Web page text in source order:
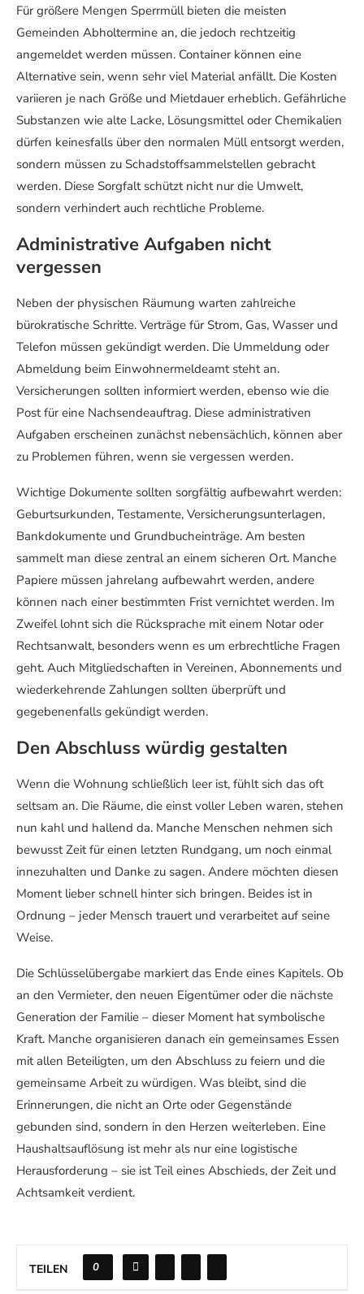
Für größere Mengen Sperrmüll bieten die meisten
Gemeinden Abholtermine an, die jedoch rechtzeitig
angemeldet werden müssen. Container können eine
Alternative sein, wenn sehr viel Material anfällt. Die Kosten
variieren je nach Größe und Mietdauer erheblich. Gefährliche
Substanzen wie alte Lacke, Lösungsmittel oder Chemikalien
dürfen keinesfalls über den normalen Müll entsorgt werden,
sondern müssen zu Schadstoffsammelstellen gebracht
werden. Diese Sorgfalt schützt nicht nur die Umwelt,
sondern verhindert auch rechtliche Probleme.
Administrative Aufgaben nicht
vergessen
Neben der physischen Räumung warten zahlreiche
bürokratische Schritte. Verträge für Strom, Gas, Wasser und
Telefon müssen gekündigt werden. Die Ummeldung oder
Abmeldung beim Einwohnermeldeamt steht an.
Versicherungen sollten informiert werden, ebenso wie die
Post für eine Nachsendeauftrag. Diese administrativen
Aufgaben erscheinen zunächst nebensächlich, können aber
zu Problemen führen, wenn sie vergessen werden.
Wichtige Dokumente sollten sorgfältig aufbewahrt werden:
Geburtsurkunden, Testamente, Versicherungsunterlagen,
Bankdokumente und Grundbucheinträge. Am besten
sammelt man diese zentral an einem sicheren Ort. Manche
Papiere müssen jahrelang aufbewahrt werden, andere
können nach einer bestimmten Frist vernichtet werden. Im
Zweifel lohnt sich die Rücksprache mit einem Notar oder
Rechtsanwalt, besonders wenn es um erbrechtliche Fragen
geht. Auch Mitgliedschaften in Vereinen, Abonnements und
wiederkehrende Zahlungen sollten überprüft und
gegebenenfalls gekündigt werden.
Den Abschluss würdig gestalten
Wenn die Wohnung schließlich leer ist, fühlt sich das oft
seltsam an. Die Räume, die einst voller Leben waren, stehen
nun kahl und hallend da. Manche Menschen nehmen sich
bewusst Zeit für einen letzten Rundgang, um noch einmal
innezuhalten und Danke zu sagen. Andere möchten diesen
Moment lieber schnell hinter sich bringen. Beides ist in
Ordnung – jeder Mensch trauert und verarbeitet auf seine
Weise.
Die Schlüsselübergabe markiert das Ende eines Kapitels. Ob
an den Vermieter, den neuen Eigentümer oder die nächste
Generation der Familie – dieser Moment hat symbolische
Kraft. Manche organisieren danach ein gemeinsames Essen
mit allen Beteiligten, um den Abschluss zu feiern und die
gemeinsame Arbeit zu würdigen. Was bleibt, sind die
Erinnerungen, die nicht an Orte oder Gegenstände
gebunden sind, sondern in den Herzen weiterleben. Eine
Haushaltsauflösung ist mehr als nur eine logistische
Herausforderung – sie ist Teil eines Abschieds, der Zeit und
Achtsamkeit verdient.
TEILEN 0